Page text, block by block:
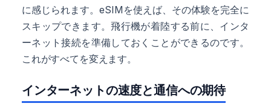
に感じられます。eSIMを使えば、その体験を完全に
スキップできます。飛行機が着陸する前に、インタ
ーネット接続を準備しておくことができるのです。
これがすべてを変えます。
インターネットの速度と通信への期待